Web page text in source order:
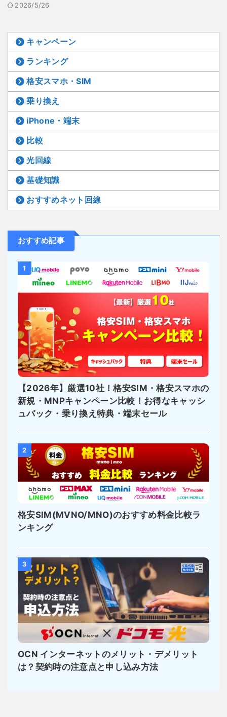
2026/5/26
キャンペーン
ランキング
格安スマホ・SIM
乗り換え
iPhone・端末
比較
光回線
基礎知識
おすすめネット回線
おすすめ記事
1
【2026年】厳選10社！格安SIM・格安スマホの
新規・MNPキャンペーン比較！お得なキャッシ
ュバック・乗り換え特典・端末セール
2
格安SIM(MVNO/MNO)のおすすめ料金比較ラ
ンキング
3
OCN インターネットのメリット・デメリット
は？契約時の注意点と申し込み方法